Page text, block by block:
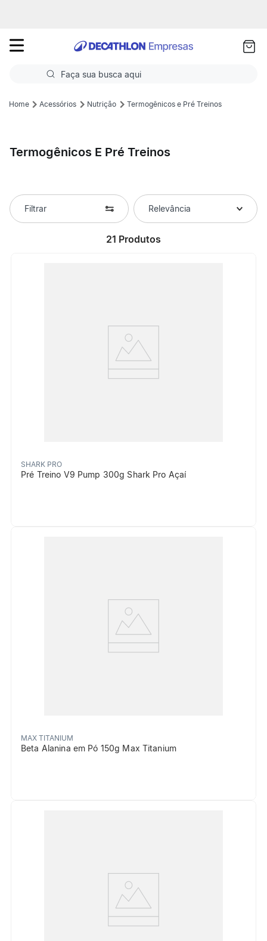
Faça sua busca aqui
Termos mais buscados
2ºCorrida
5ºFutebol Campo
Acessórios Nutrição Termogênicos e Pré Treinos
Termogênicos E Pré Treinos
Filtrar Relevância
21 Produtos
SHARK PRO
Pré Treino V9 Pump 300g Shark Pro Açaí
MAX TITANIUM
Beta Alanina em Pó 150g Max Titanium